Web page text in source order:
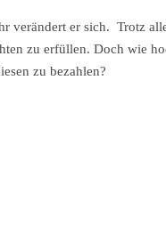
verändert er sich. Trotz
zu erfüllen. Doch wie
zu bezahlen?